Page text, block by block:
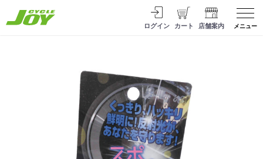
ログイン カート 店舗案内 メニュー